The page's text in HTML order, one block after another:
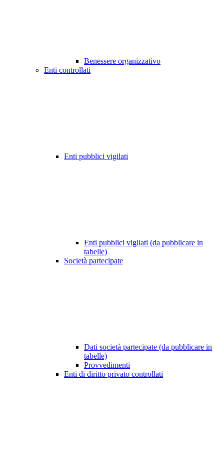
Benessere organizzativo
Enti controllati
Enti pubblici vigilati
Enti pubblici vigilati (da pubblicare in
tabelle)
Società partecipate
Dati società partecipate (da pubblicare in
tabelle)
Provvedimenti
Enti di diritto privato controllati